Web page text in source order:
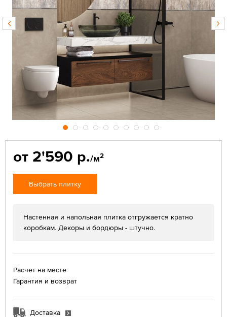
от 2'590 р./м2
Выбрать плитку
Настенная и напольная плитка отгружается кратно
коробкам. Декоры и бордюры - штучно.
Расчет на месте
Гарантия и возврат
Доставка